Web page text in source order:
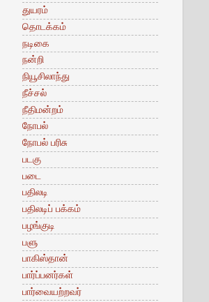
துயரம்
தொடக்கம்
நடிகை
நன்றி
நியூசிலாந்து
நீச்சல்
நீதிமன்றம்
நோபல்
நோபல் பரிசு
படகு
படை
பதிலடி
பதிலடிப் பக்கம்
பழங்குடி
பளு
பாகிஸ்தான்
பார்ப்பனர்கள்
பார்வையற்றவர்